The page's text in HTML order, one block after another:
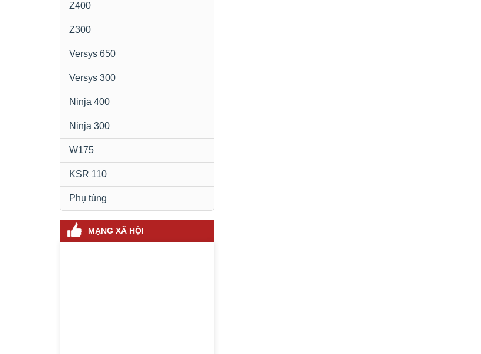
Z400
Z300
Versys 650
Versys 300
Ninja 400
Ninja 300
W175
KSR 110
Phụ tùng
MẠNG XÃ HỘI